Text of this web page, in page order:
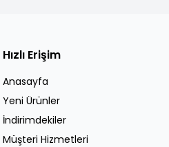
Hızlı Erişim
Anasayfa
Yeni Ürünler
İndirimdekiler
Müşteri Hizmetleri